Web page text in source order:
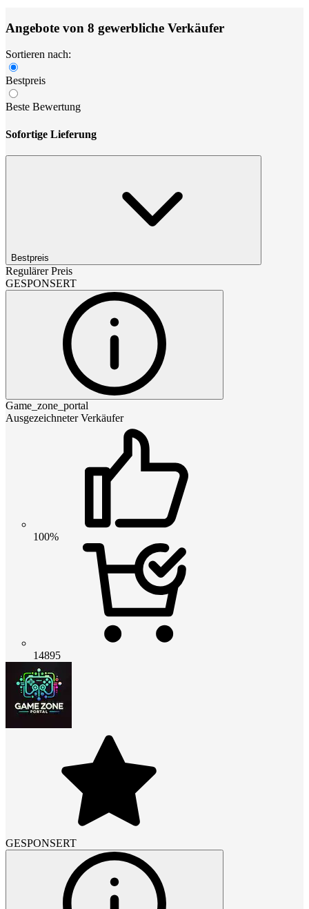
Angebote von 8 gewerbliche Verkäufer
Sortieren nach:
Bestpreis
Beste Bewertung
Sofortige Lieferung
Bestpreis
Regulärer Preis
GESPONSERT
Game_zone_portal
Ausgezeichneter Verkäufer
100%
14895
GESPONSERT